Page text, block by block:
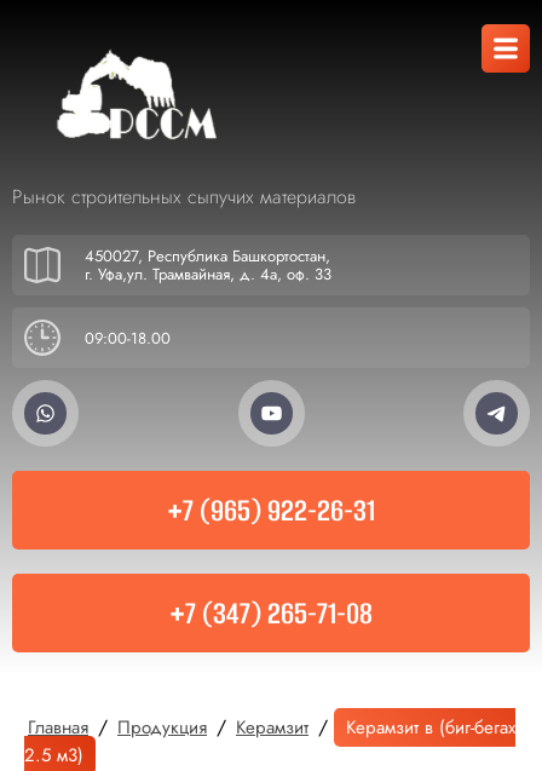
Рынок строительных сыпучих материалов
450027, Республика Башкортостан,
г. Уфа,ул. Трамвайная, д. 4а, оф. 33
09:00-18.00
+7 (965) 922-26-31
+7 (347) 265-71-08
Главная / Продукция / Керамзит /
Керамзит в (биг-бегах
2.5 м3)